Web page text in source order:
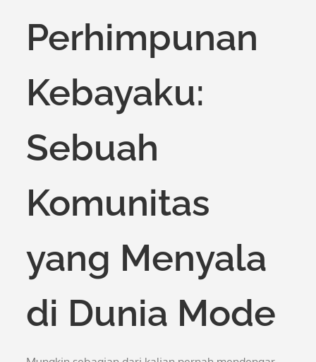
Perhimpunan
Kebayaku:
Sebuah
Komunitas
yang Menyala
di Dunia Mode